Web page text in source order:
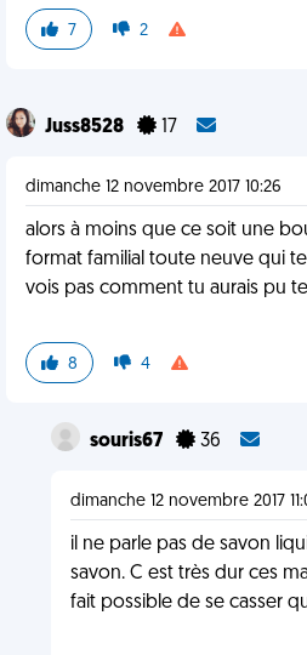
7 2
Juss8528 17
dimanche 12 novembre 2017 10:26
alors à moins que ce soit une
format familial toute neuve qui
vois pas comment tu aurais pu
8 4
souris67 36
dimanche 12 novembre 2017
il ne parle pas de savon
savon. C est très dur ces
fait possible de se casser